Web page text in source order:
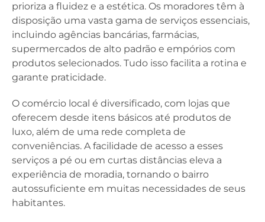
prioriza a fluidez e a estética. Os moradores têm à
disposição uma vasta gama de serviços essenciais,
incluindo agências bancárias, farmácias,
supermercados de alto padrão e empórios com
produtos selecionados. Tudo isso facilita a rotina e
garante praticidade.
O comércio local é diversificado, com lojas que
oferecem desde itens básicos até produtos de
luxo, além de uma rede completa de
conveniências. A facilidade de acesso a esses
serviços a pé ou em curtas distâncias eleva a
experiência de moradia, tornando o bairro
autossuficiente em muitas necessidades de seus
habitantes.